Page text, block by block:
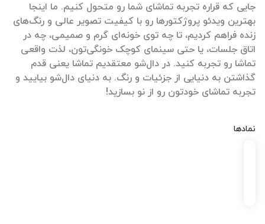
جایی که قراره تجربه تماشای شما رو متحول کنیم. ما اینجا
بهترین ویدئو پروژکتورها رو با کیفیت تصویر عالی و رنگ‌های
زنده فراهم کردیم، تا چه توی خونه‌ای گرم و صمیمی، چه در
اتاق جلسات، یا حتی سینمای کوچک خونگی‌تون، لذت واقعی
تماشا رو تجربه کنید. در دال‌شو معتقدیم تماشا یعنی قدم
گذاشتن به دنیایی از جزئیات و رنگ. به دنیای دال‌شو بیایید و
تجربه تماشای خودتون رو از نو بسازید!
نمادها